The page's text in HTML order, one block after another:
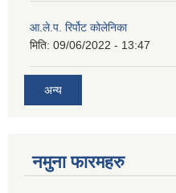
आ.ले.प. रिर्पोट कोलेनिका
मिति: 09/06/2022 - 13:47
अन्य
नमुना फारमहरु